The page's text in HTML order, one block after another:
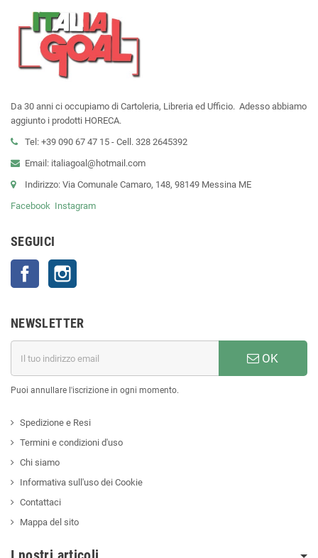
Da 30 anni ci occupiamo di Cartoleria, Libreria ed Ufficio. Adesso abbiamo
aggiunto i prodotti HORECA.
Tel: +39 090 67 47 15 - Cell. 328 2645392
Email: italiagoal@hotmail.com
Indirizzo: Via Comunale Camaro, 148, 98149 Messina ME
Facebook Instagram
SEGUICI
Facebook
NEWSLETTER
OK
Puoi annullare l'iscrizione in ogni momento.
Spedizione e Resi
Termini e condizioni d'uso
Chi siamo
Informativa sull'uso dei Cookie
Contattaci
Mappa del sito